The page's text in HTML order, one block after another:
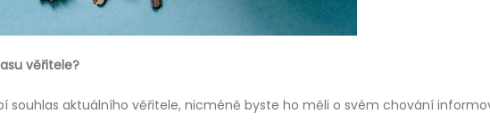
věřitele?
souhlas aktuálního věřitele, nicméně byste ho měli o svém chování